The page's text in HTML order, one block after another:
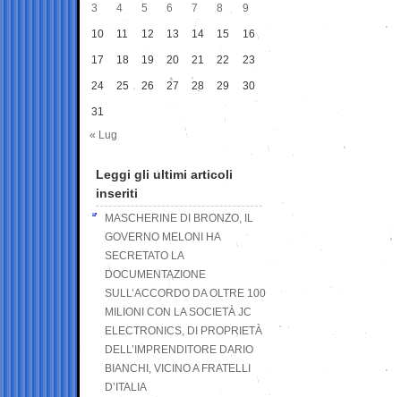
3 4 5 6 7 8 9
10 11 12 13 14 15 16
17 18 19 20 21 22 23
24 25 26 27 28 29 30
31
« Lug
Leggi gli ultimi articoli
inseriti
MASCHERINE DI BRONZO, IL
GOVERNO MELONI HA
SECRETATO LA
DOCUMENTAZIONE
SULL’ACCORDO DA OLTRE 100
MILIONI CON LA SOCIETÀ JC
ELECTRONICS, DI PROPRIETÀ
DELL’IMPRENDITORE DARIO
BIANCHI, VICINO A FRATELLI
D’ITALIA